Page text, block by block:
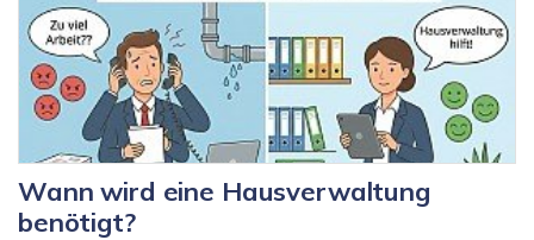
Wann wird eine Hausverwaltung
benötigt?